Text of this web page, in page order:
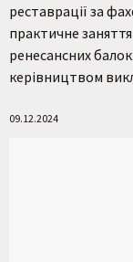
реставрації за
практичне
ренесансних балок
керівництвом
09.12.2024